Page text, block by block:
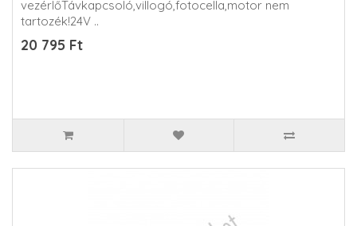
vezérlőTávkapcsoló,villogó,fotocella,motor nem
tartozék!24V ..
20 795 Ft